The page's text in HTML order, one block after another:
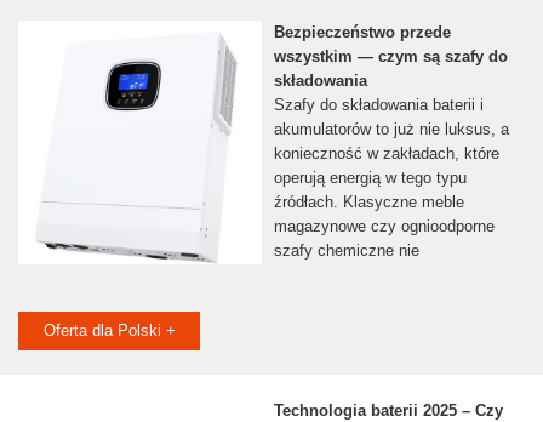
Bezpieczeństwo przede
wszystkim — czym są szafy do
składowania
Szafy do składowania baterii i
akumulatorów to już nie luksus, a
konieczność w zakładach, które
operują energią w tego typu
źródłach. Klasyczne meble
magazynowe czy ognioodporne
szafy chemiczne nie
Oferta dla Polski +
Technologia baterii 2025 – Czy